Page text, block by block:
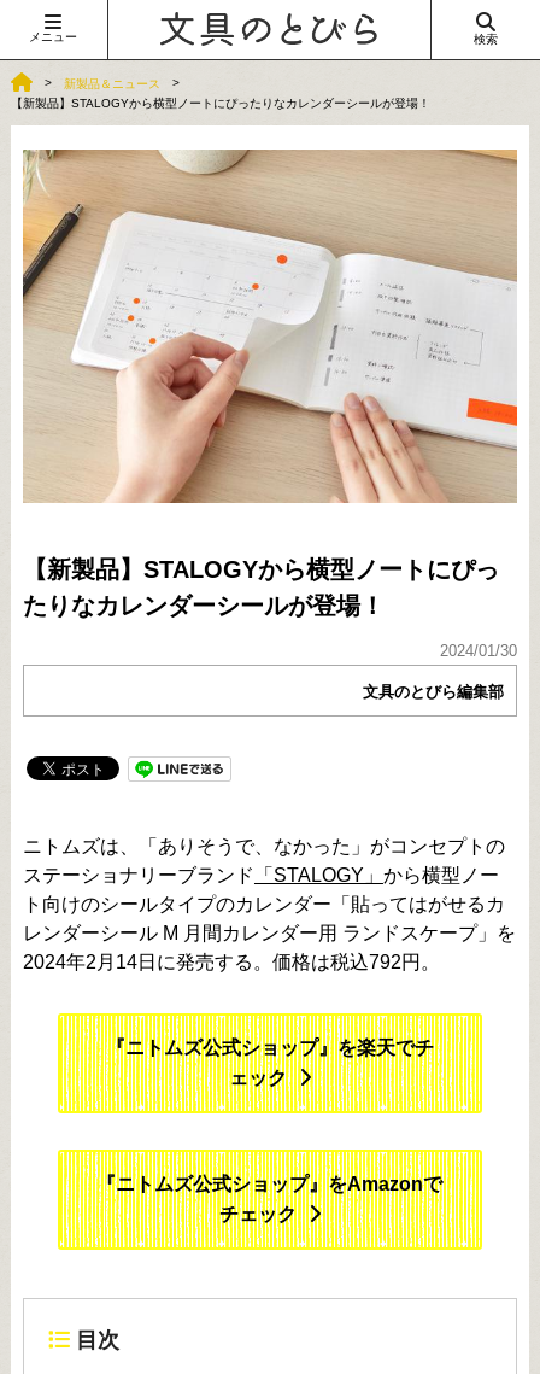
メニュー 検索
新製品＆ニュース
【新製品】STALOGYから横型ノートにぴったりなカレンダーシールが登場！
【新製品】STALOGYから横型ノートにぴっ
たりなカレンダーシールが登場！
2024/01/30
文具のとびら編集部
ニトムズは、「ありそうで、なかった」がコンセプトの
ステーショナリーブランド
「STALOGY」 から横型ノー
ト向けのシールタイプのカレンダー「貼ってはがせるカ
レンダーシール M 月間カレンダー用 ランドスケープ」を
2024年2月14日に発売する。価格は税込792円。
『ニトムズ公式ショップ』を楽天でチ
ェック
『ニトムズ公式ショップ』をAmazonで
チェック
目次